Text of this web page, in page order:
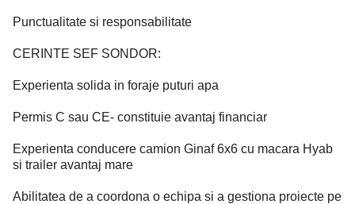
Punctualitate si responsabilitate
CERINTE SEF SONDOR:
Experienta solida in foraje puturi apa
Permis C sau CE- constituie avantaj financiar
Experienta conducere camion Ginaf 6x6 cu macara Hyab
si trailer avantaj mare
Abilitatea de a coordona o echipa si a gestiona proiecte pe